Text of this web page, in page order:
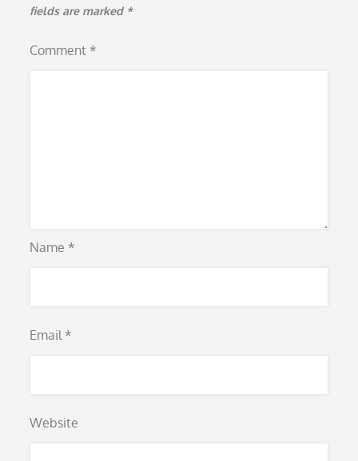
fields are marked *
Comment *
Name *
Email *
Website